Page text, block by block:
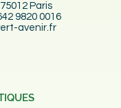
Paris
9820 0016
avenir.fr